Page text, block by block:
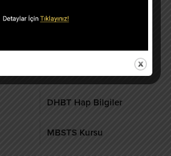
DHBT Hap Bilgiler
MBSTS Kursu